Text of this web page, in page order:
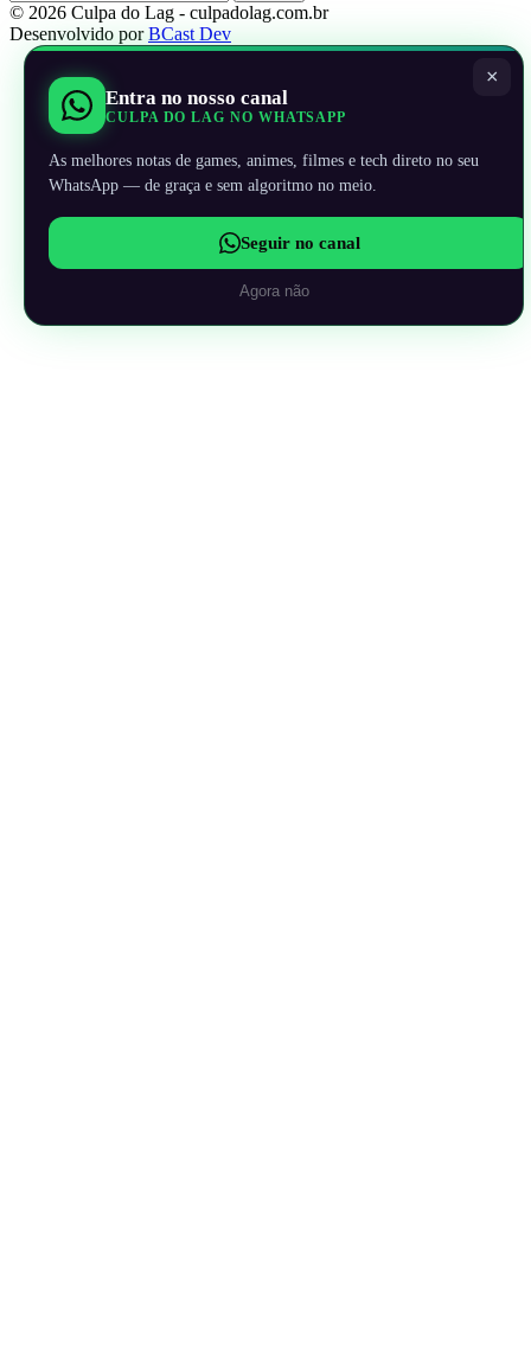
© 2026 Culpa do Lag - culpadolag.com.br
Desenvolvido porBCast Dev
×
Entra no nosso canal
CULPA DO LAG NO WHATSAPP
As melhores notas de games, animes, filmes e tech direto no seu
WhatsApp — de graça e sem algoritmo no meio.
Seguir no canal
Agora não